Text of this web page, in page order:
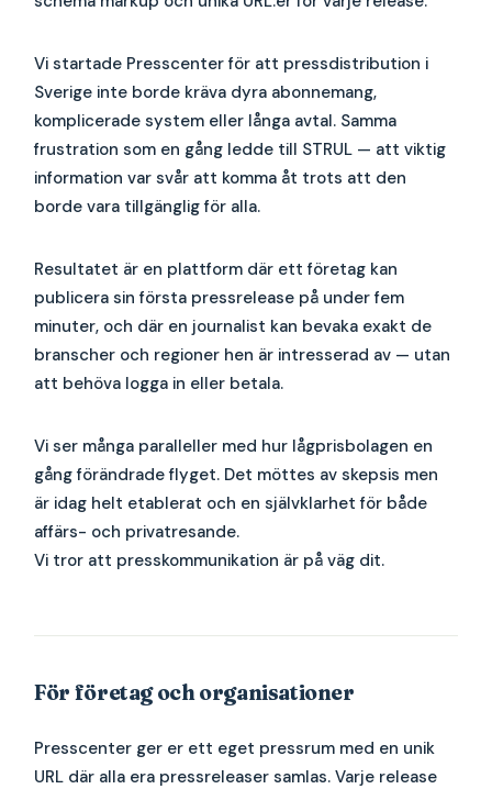
Vi startade Presscenter för att pressdistribution i
Sverige inte borde kräva dyra abonnemang,
komplicerade system eller långa avtal. Samma
frustration som en gång ledde till STRUL — att viktig
information var svår att komma åt trots att den
borde vara tillgänglig för alla.
Resultatet är en plattform där ett företag kan
publicera sin första pressrelease på under fem
minuter, och där en journalist kan bevaka exakt de
branscher och regioner hen är intresserad av — utan
att behöva logga in eller betala.
Vi ser många paralleller med hur lågprisbolagen en
gång förändrade flyget. Det möttes av skepsis men
är idag helt etablerat och en självklarhet för både
affärs- och privatresande.
Vi tror att presskommunikation är på väg dit.
För företag och organisationer
Presscenter ger er ett eget pressrum med en unik
URL där alla era pressreleaser samlas. Varje release